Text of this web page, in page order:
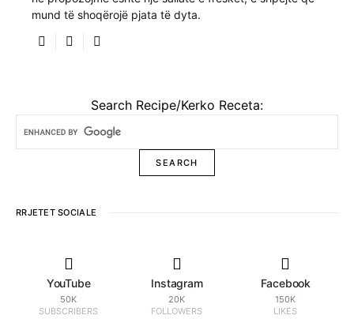
mund të shoqërojë pjata të dyta.
Search Recipe/Kerko Receta:
RRJETET SOCIALE
YouTube
50K
SUBSCRIBERS
Instagram
20K
FOLLOWERS
Facebook
150K
LIKES